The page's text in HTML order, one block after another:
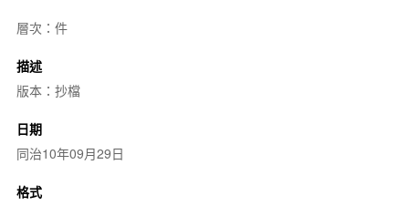
層次：件
描述
版本：抄檔
日期
同治10年09月29日
格式